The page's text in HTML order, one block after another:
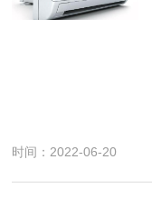
时间：2022-06-20